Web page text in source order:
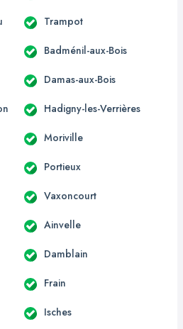
Trampot
Badménil-aux-Bois
Damas-aux-Bois
Hadigny-les-Verrières
Moriville
Portieux
Vaxoncourt
Ainvelle
Damblain
Frain
Isches